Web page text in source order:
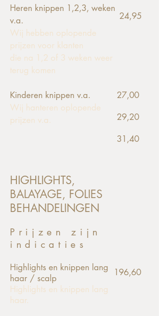
Heren knippen 1,2,3, weken
v.a.
Wij hebben oplopende
prijzen voor klanten
die na 1,2 of 3 weken weer
terug komen
Kinderen knippen v.a.
Wij hanteren oplopende
prijzen v.a.
27,00
29,20
31,40
24,95
HIGHLIGHTS,
BALAYAGE, FOLIES
BEHANDELINGEN
Prijzen zijn
indicaties
Highlights en knippen lang
haar / scalp
Highlights en knippen lang
haar.
196,60